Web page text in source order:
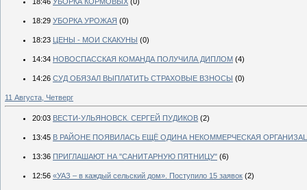
18:29 УБОРКА УРОЖАЯ (0)
18:23 ЦЕНЫ - МОИ СКАКУНЫ (0)
14:34 НОВОСПАССКАЯ КОМАНДА ПОЛУЧИЛА ДИПЛОМ (4)
14:26 СУД ОБЯЗАЛ ВЫПЛАТИТЬ СТРАХОВЫЕ ВЗНОСЫ (0)
11 Августа, Четверг
20:03 ВЕСТИ-УЛЬЯНОВСК. СЕРГЕЙ ПУДИКОВ (2)
13:45 В РАЙОНЕ ПОЯВИЛАСЬ ЕЩЁ ОДИНА НЕКОММЕРЧЕСКАЯ
13:36 ПРИГЛАШАЮТ НА "САНИТАРНУЮ ПЯТНИЦУ" (6)
12:56 «УАЗ – в каждый сельский дом». Поступило 15 заявок (2)